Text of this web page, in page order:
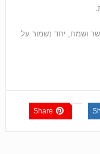
ושמח, יחד נשמור על
Share